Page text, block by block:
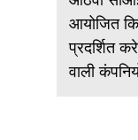
आयोजित
प्रदर्शित
वाली